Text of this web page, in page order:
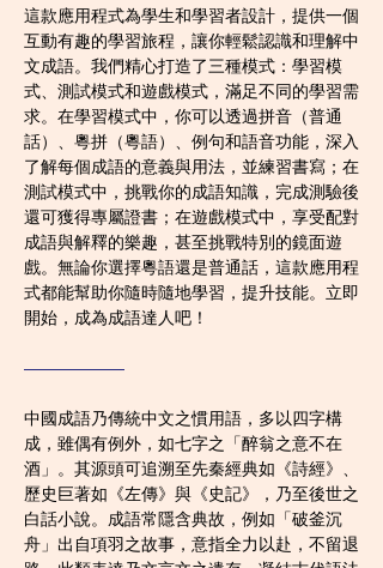
這款應用程式為學生和學習者設計，提供一個
互動有趣的學習旅程，讓你輕鬆認識和理解中
文成語。我們精心打造了三種模式：學習模
式、測試模式和遊戲模式，滿足不同的學習需
求。在學習模式中，你可以透過拼音（普通
話）、粵拼（粵語）、例句和語音功能，深入
了解每個成語的意義與用法，並練習書寫；在
測試模式中，挑戰你的成語知識，完成測驗後
還可獲得專屬證書；在遊戲模式中，享受配對
成語與解釋的樂趣，甚至挑戰特別的鏡面遊
戲。無論你選擇粵語還是普通話，這款應用程
式都能幫助你隨時隨地學習，提升技能。立即
開始，成為成語達人吧！
——————
中國成語乃傳統中文之慣用語，多以四字構
成，雖偶有例外，如七字之「醉翁之意不在
酒」。其源頭可追溯至先秦經典如《詩經》、
歷史巨著如《左傳》與《史記》，乃至後世之
白話小說。成語常隱含典故，例如「破釜沉
舟」出自項羽之故事，意指全力以赴，不留退